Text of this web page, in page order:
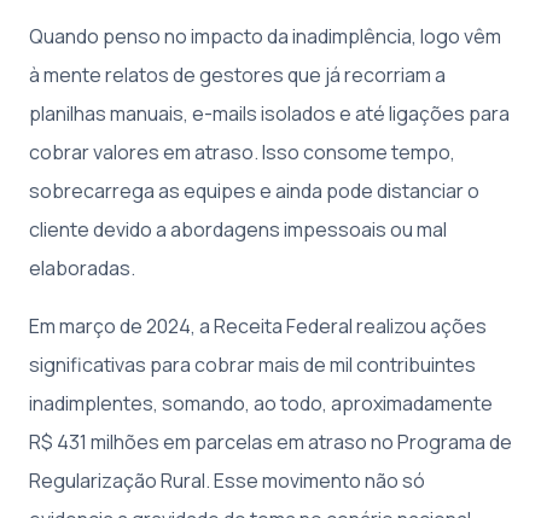
Quando penso no impacto da inadimplência, logo vêm
à mente relatos de gestores que já recorriam a
planilhas manuais, e-mails isolados e até ligações para
cobrar valores em atraso. Isso consome tempo,
sobrecarrega as equipes e ainda pode distanciar o
cliente devido a abordagens impessoais ou mal
elaboradas.
Em março de 2024, a Receita Federal realizou ações
significativas para cobrar mais de mil contribuintes
inadimplentes, somando, ao todo, aproximadamente
R$ 431 milhões em parcelas em atraso no Programa de
Regularização Rural. Esse movimento não só